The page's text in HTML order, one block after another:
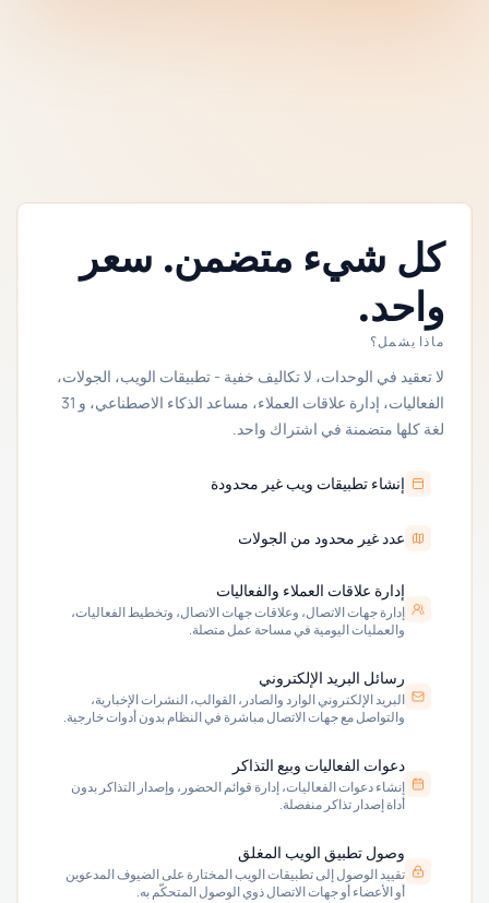
كل شيء متضمن. سعر
واحد.
ماذا يشمل؟
لا تعقيد في الوحدات، لا تكاليف خفية - تطبيقات الويب، الجولات،
الفعاليات، إدارة علاقات العملاء، مساعد الذكاء الاصطناعي، و 31
لغة كلها متضمنة في اشتراك واحد.
إنشاء تطبيقات ويب غير محدودة
عدد غير محدود من الجولات
إدارة علاقات العملاء والفعاليات
إدارة جهات الاتصال، وعلاقات جهات الاتصال، وتخطيط الفعاليات،
والعمليات اليومية في مساحة عمل متصلة.
رسائل البريد الإلكتروني
البريد الإلكتروني الوارد والصادر، القوالب، النشرات الإخبارية،
والتواصل مع جهات الاتصال مباشرة في النظام بدون أدوات خارجية.
دعوات الفعاليات وبيع التذاكر
إنشاء دعوات الفعاليات، إدارة قوائم الحضور، وإصدار التذاكر بدون
أداة إصدار تذاكر منفصلة.
وصول تطبيق الويب المغلق
تقييد الوصول إلى تطبيقات الويب المختارة على الضيوف المدعوين
أو الأعضاء أو جهات الاتصال ذوي الوصول المتحكّم به.